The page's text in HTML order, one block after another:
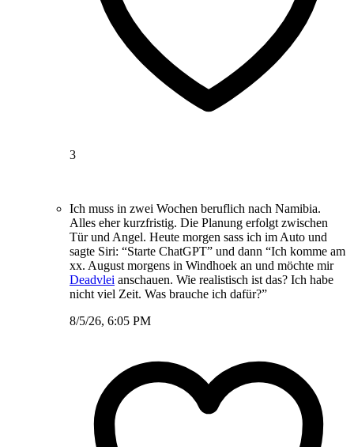
3
Ich muss in zwei Wochen beruflich nach Namibia.
Alles eher kurzfristig. Die Planung erfolgt zwischen
Tür und Angel. Heute morgen sass ich im Auto und
sagte Siri: “Starte ChatGPT” und dann “Ich komme am
xx. August morgens in Windhoek an und möchte mir
Deadvlei anschauen. Wie realistisch ist das? Ich habe
nicht viel Zeit. Was brauche ich dafür?”
8/5/26, 6:05 PM